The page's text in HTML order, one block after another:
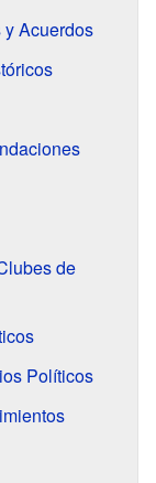
y Acuerdos
de
Políticos